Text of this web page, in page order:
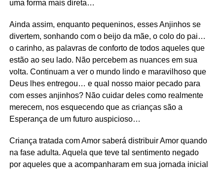
uma forma mais direta…
Ainda assim, enquanto pequeninos, esses Anjinhos se
divertem, sonhando com o beijo da mãe, o colo do pai…
o carinho, as palavras de conforto de todos aqueles que
estão ao seu lado. Não percebem as nuances em sua
volta. Continuam a ver o mundo lindo e maravilhoso que
Deus lhes entregou… e qual nosso maior pecado para
com esses anjinhos? Não cuidar deles como realmente
merecem, nos esquecendo que as crianças são a
Esperança de um futuro auspicioso…
Criança tratada com Amor saberá distribuir Amor quando
na fase adulta. Aquela que teve tal sentimento negado
por aqueles que a acompanharam em sua jornada inicial